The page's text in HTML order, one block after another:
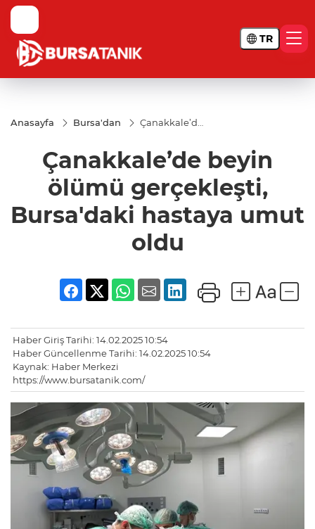
TR
Anasayfa Bursa'dan
Çanakkale’de
Bursa'daki
hastaya
Çanakkale’de beyin
ölümü gerçekleşti,
Bursa'daki hastaya umut
oldu
Haber Giriş Tarihi: 14.02.2025 10:54
Haber Güncellenme Tarihi: 14.02.2025 10:54
Kaynak: Haber Merkezi
https://www.bursatanik.com/